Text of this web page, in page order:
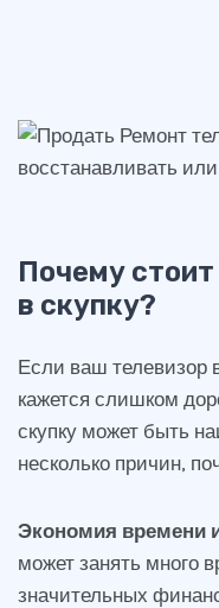
Почему
в скупку?
Если ваш телевизор
кажется слишком
скупку может быть
несколько причин,
Экономия времени
может занять много
значительных